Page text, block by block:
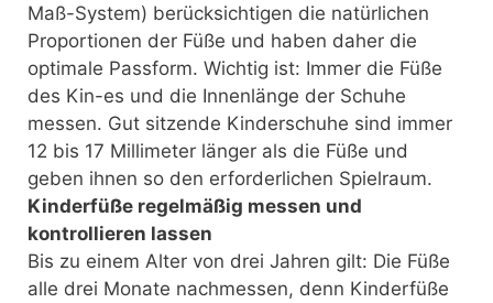
Maß-System) berücksichtigen die natürlichen
Proportionen der Füße und haben daher die
optimale Passform. Wichtig ist: Immer die Füße
des Kin-es und die Innenlänge der Schuhe
messen. Gut sitzende Kinderschuhe sind immer
12 bis 17 Millimeter länger als die Füße und
geben ihnen so den erforderlichen Spielraum.
Kinderfüße regelmäßig messen und
kontrollieren lassen
Bis zu einem Alter von drei Jahren gilt: Die Füße
alle drei Monate nachmessen, denn Kinderfüße